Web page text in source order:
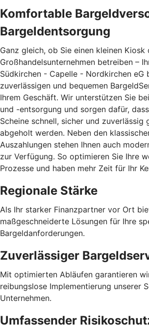
Komfortable
Bargeldentsorgung
Ganz gleich, ob Sie einen kleinen Kiosk
Großhandelsunternehmen betreiben –
Südkirchen - Capelle - Nordkirchen eG
zuverlässigen und bequemen
Ihrem Geschäft. Wir unterstützen Sie
und -entsorgung und sorgen dafür,
Scheine schnell, sicher und zuverlässig
abgeholt werden. Neben den
Auszahlungen stehen Ihnen auch
zur Verfügung. So optimieren Sie Ihre
Prozesse und haben mehr Zeit für Ihr
Regionale Stärke
Als Ihr starker Finanzpartner vor Ort
maßgeschneiderte Lösungen für Ihre
Bargeldanforderungen.
Zuverlässiger
Mit optimierten Abläufen garantieren
reibungslose Implementierung unserer
Unternehmen.
Umfassender